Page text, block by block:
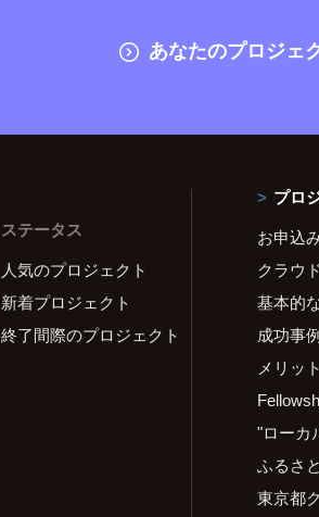
あなたのプロジェ
ステータス
人気のプロジェクト
新着プロジェクト
終了間際のプロジェクト
プロ
お申込
クラウ
基本的
成功事
メリッ
"ローカ
ふるさ
東京都